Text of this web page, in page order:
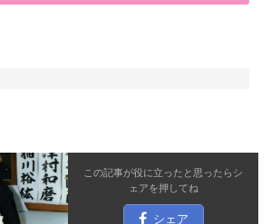
この記事が役に立ったと思ったらシ
ェアを押してね
シェア